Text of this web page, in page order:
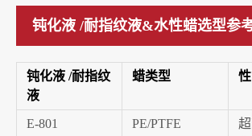
钝化液 /耐指纹液&水性蜡选型参
钝化液 /耐指纹
液
蜡类型
E-801 PE/PTFE